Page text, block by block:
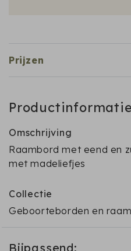
Prijzen
Productinformatie
Omschrijving
Raambord met eend en
met madeliefjes
Collectie
Geboorteborden en
Bijpassend: